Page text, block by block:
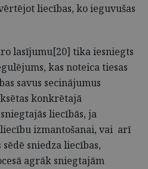
liecības, ko ieguvušas
lasījumu[20] tika iesniegts
kas noteica tiesas
savus secinājumus
konkrētajā
liecībās, ja
izmantošanai, vai arī
sniedza liecības,
agrāk sniegtajām